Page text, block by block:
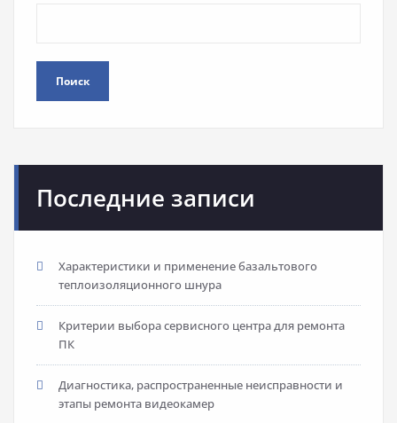
Поиск
Последние записи
Характеристики и применение базальтового
теплоизоляционного шнура
Критерии выбора сервисного центра для ремонта
ПК
Диагностика, распространенные неисправности и
этапы ремонта видеокамер